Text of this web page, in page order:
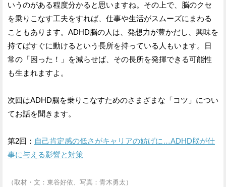
いうのがある程度分かると思いますね。その上で、脳のクセ
を乗りこなす工夫をすれば、仕事や生活がスムーズにまわる
こともあります。ADHD脳の人は、発想力が豊かだし、興味を
持てばすぐに動けるという長所を持っている人もいます。日
常の「困った！」を減らせば、その長所を発揮できる可能性
も生まれますよ。
次回はADHD脳を乗りこなすためのさまざまな「コツ」につい
てお話を聞きます。
第2回： 自己肯定感の低さがキャリアの妨げに…ADHD脳が仕
事に与える影響と対策
（取材・文：東谷好依、写真：青木勇太）